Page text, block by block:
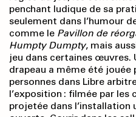
penchant ludique de sa
seulement dans l’humour
comme le Pavillon de
Humpty Dumpty, mais
jeu dans certaines œuvres.
drapeau a même été jouée
personnes dans Libre
l’exposition : filmée par
projetée dans l’installation